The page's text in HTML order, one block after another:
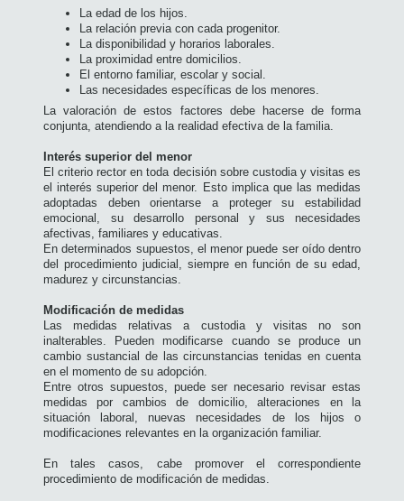
La edad de los hijos.
La relación previa con cada progenitor.
La disponibilidad y horarios laborales.
La proximidad entre domicilios.
El entorno familiar, escolar y social.
Las necesidades específicas de los menores.
La valoración de estos factores debe hacerse de forma
conjunta, atendiendo a la realidad efectiva de la familia.
Interés superior del menor
El criterio rector en toda decisión sobre custodia y visitas es
el interés superior del menor. Esto implica que las medidas
adoptadas deben orientarse a proteger su estabilidad
emocional, su desarrollo personal y sus necesidades
afectivas, familiares y educativas.
En determinados supuestos, el menor puede ser oído dentro
del procedimiento judicial, siempre en función de su edad,
madurez y circunstancias.
Modificación de medidas
Las medidas relativas a custodia y visitas no son
inalterables. Pueden modificarse cuando se produce un
cambio sustancial de las circunstancias tenidas en cuenta
en el momento de su adopción.
Entre otros supuestos, puede ser necesario revisar estas
medidas por cambios de domicilio, alteraciones en la
situación laboral, nuevas necesidades de los hijos o
modificaciones relevantes en la organización familiar.
En tales casos, cabe promover el correspondiente
procedimiento de modificación de medidas.